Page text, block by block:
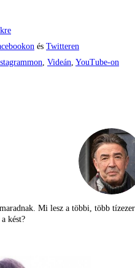
és Twitteren
Videán YouTube-on
Mi lesz a többi, több tízezer
kést?